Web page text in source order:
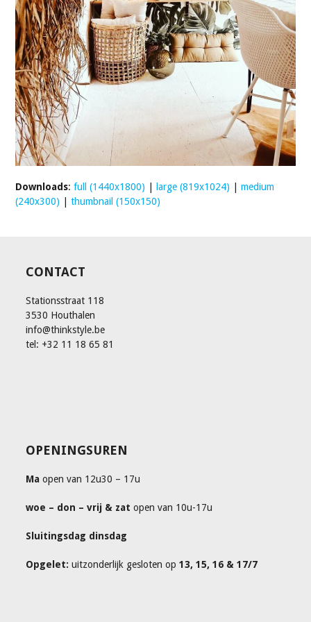
Downloads:full (1440x1800) large (819x1024) |medium
(240x300) |thumbnail (150x150)
CONTACT
Stationsstraat 118
3530 Houthalen
info@thinkstyle.be
tel: +32 11 18 65 81
OPENINGSUREN
Ma open van 12u30 – 17u
woe – don – vrij & zatopen van 10u-17u
Sluitingsdag dinsdag
Opgelet: uitzonderlijk gesloten op13, 15, 16 & 17/7